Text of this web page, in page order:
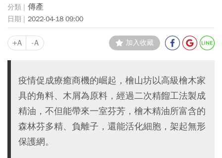
傳產
2022-04-18 09:00
+A -A 加入收藏
疫情促成療癒商機的崛起，檜山坊以高級檜木家
具的角料、木屑為原料，經過二次精餾工法製成
精油，不但能帶來一室芬芳，檜木精油所富含的
森林芬多精、負離子，還能活化細胞，架起無形
保護網。